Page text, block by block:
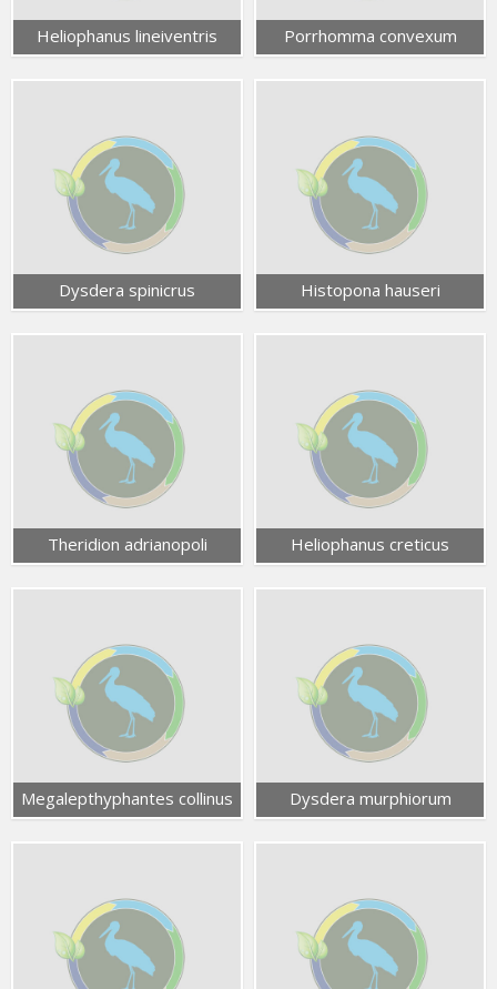
Heliophanus lineiventris Porrhomma convexum
Dysdera spinicrus Histopona hauseri
Theridion adrianopoli Heliophanus creticus
Megalepthyphantes collinus Dysdera murphiorum